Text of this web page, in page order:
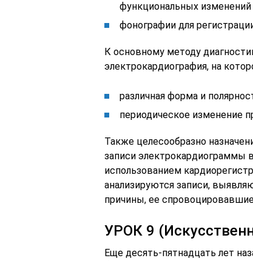
функциональных изменений
фонографии для
К основному методу
электрокардиография, на
различная форма и
периодическое изменение
Также целесообразно
записи электрокардиограммы
использованием
анализируются записи,
причины, ее
УРОК 9
Еще десять-пятнадцать лет